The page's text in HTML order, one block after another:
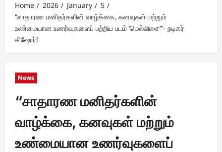
Home 2026 January
5
“சாதாரண மனிதர்களின் வாழ்க்கை, கனவுகள் மற்றும்
உண்மையான உணர்வுகளைப் பற்றிய படம் ‘மெல்லிசை’”- நடிகர்
கிஷோர்!
News
“சாதாரண மனிதர்களின்
வாழ்க்கை, கனவுகள் மற்றும்
உண்மையான உணர்வுகளைப்